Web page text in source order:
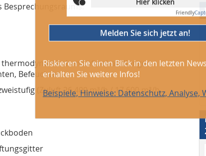
Besprechungsraums.
Luftbehandlungen
Befeuchten
(Zuluft 26.400 m³/h / 17.600 m³/h,